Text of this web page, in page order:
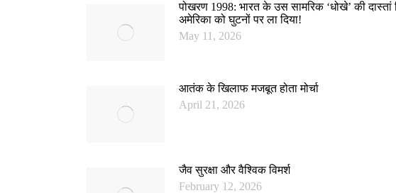
पोखरण 1998: भारत के उस सामरिक ‘धोखे’ की दास्तां
अमेरिका को घुटनों पर ला दिया!
May 11, 2026
आतंक के खिलाफ मजबूत होता मोर्चा
April 21, 2026
जैव सुरक्षा और वैश्विक विमर्श
February 12, 2026